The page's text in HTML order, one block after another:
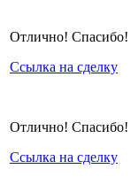
Отлично! Спасибо!
Ссылка на сделку
Отлично! Спасибо!
Ссылка на сделку